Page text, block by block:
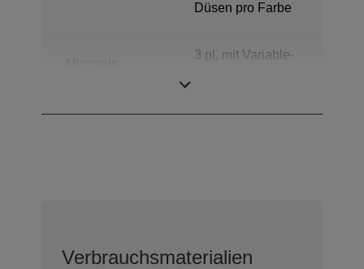
Düsen pro Farbe
3 pl, mit Variable-
Verbrauchsmaterialien